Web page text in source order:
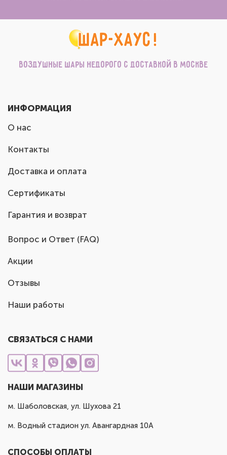
Воздушные шары недорого с доставкой в Москве
ИНФОРМАЦИЯ
О нас
Контакты
Доставка и оплата
Сертификаты
Гарантия и возврат
Вопрос и Ответ (FAQ)
Акции
Отзывы
Наши работы
СВЯЗАТЬСЯ С НАМИ
НАШИ МАГАЗИНЫ
м. Шаболовская, ул. Шухова 21
м. Водный стадион ул. Авангардная 10А
СПОСОБЫ ОПЛАТЫ